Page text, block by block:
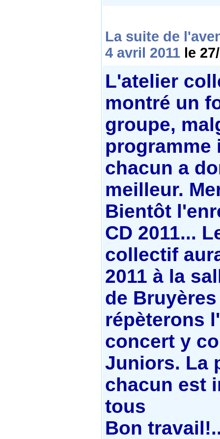
La suite de
4 avril 2011 le
L'atelier
montré un
groupe,
programme
chacun a
meilleur.
Bientôt
CD 2011...
collectif
2011 à la
de
répèterons
concert y
Juniors. La
chacun est
tous
Bon